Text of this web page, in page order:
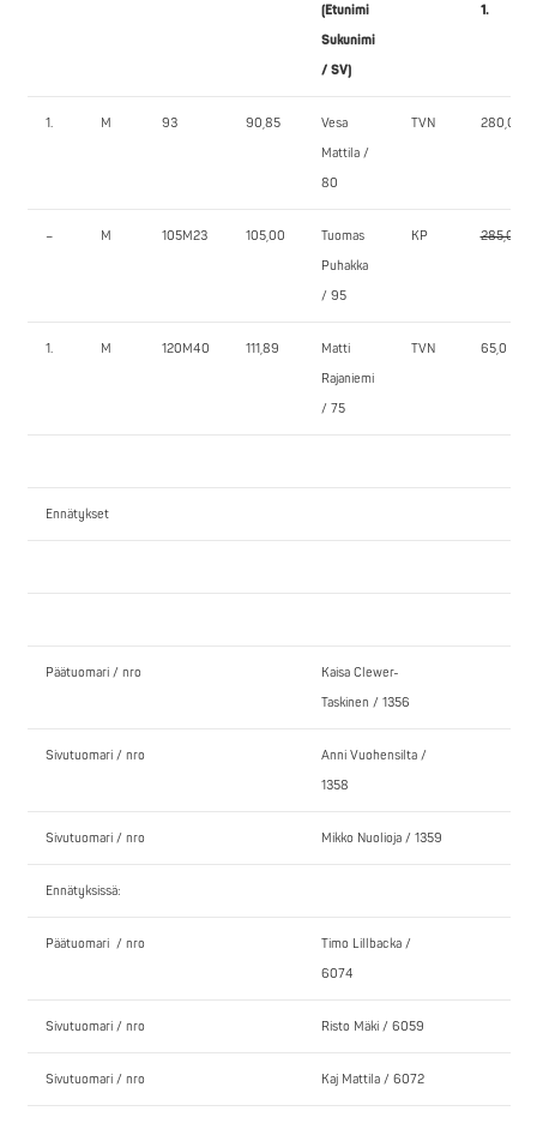
(Etunimi
Sukunimi
/ SV)
1.
1. M 93 90,85
Vesa
Mattila /
80
TVN 280,0
– M 105M23 105,00
Tuomas
Puhakka
/ 95
KP 285,0
1. M 120M40 111,89
Matti
Rajaniemi
/ 75
TVN 65,0
Ennätykset
Päätuomari / nro
Kaisa Clewer-
Taskinen / 1356
Sivutuomari / nro
Anni Vuohensilta /
1358
Sivutuomari / nro Mikko Nuolioja / 1359
Ennätyksissä:
Päätuomari / nro
Timo Lillbacka /
6074
Sivutuomari / nro Risto Mäki / 6059
Sivutuomari / nro Kaj Mattila / 6072